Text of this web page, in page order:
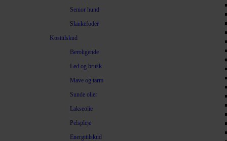
Senior hund
Slankefoder
Kosttilskud
Beroligende
Led og brusk
Mave og tarm
Sunde olier
Lakseolie
Pelspleje
Energitilskud